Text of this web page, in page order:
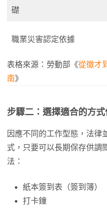
礎
職業災害認定依據
表格來源：勞動部《從徵才
南》
步驟二：選擇適合的方
因應不同的工作型態，法律
式，只要可以長期保存供調
法：
紙本簽到表（簽到簿）
打卡鐘